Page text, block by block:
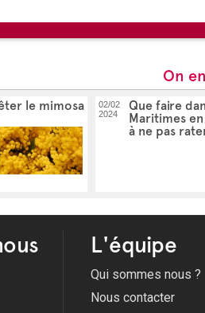
On
le mimosa
02/02
2024
Que faire
Maritimes
à ne pas
L'équipe
Qui sommes nous ?
Nous contacter